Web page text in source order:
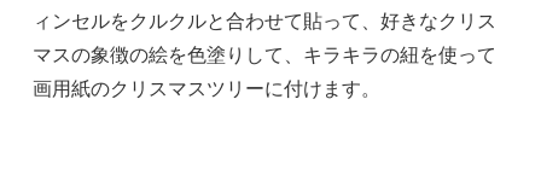
ィンセルをクルクルと合わせて貼って、好きなクリス
マスの象徴の絵を色塗りして、キラキラの紐を使って
画用紙のクリスマスツリーに付けます。